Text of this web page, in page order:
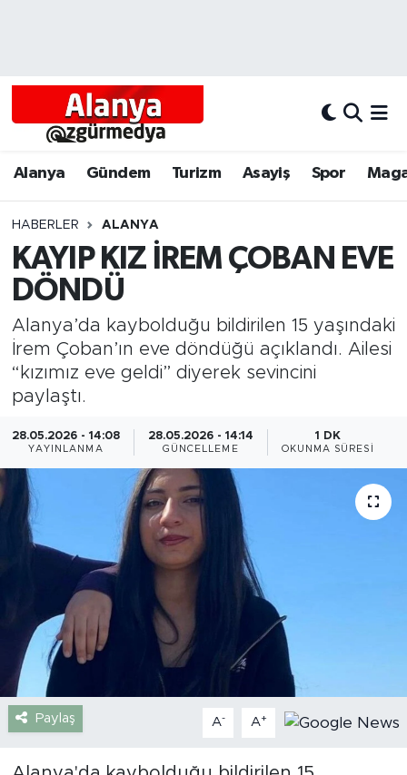
Alanya Gündem Turizm Asayiş Spor
HABERLER ALANYA
KAYIP KIZ İREM ÇOBAN EVE
DÖNDÜ
Alanya’da kaybolduğu bildirilen 15 yaşındaki
İrem Çoban’ın eve döndüğü açıklandı. Ailesi
“kızımız eve geldi” diyerek sevincini
paylaştı.
28.05.2026 - 14:08
YAYINLANMA
28.05.2026 - 14:14
GÜNCELLEME
1 DK
OKUNMA SÜRESI
Paylaş A- A+
Alanyum
Bölgesel
Dünya
Eğitim
Ekonomi
Gazipaşa
İnşaat-Emlak
Kültür-Sanat
Sağlık
Siyaset
Spor
Alanya Hava Durumu
Tüm Manşetler
Son Dakika Haberleri
Haber Arşivi